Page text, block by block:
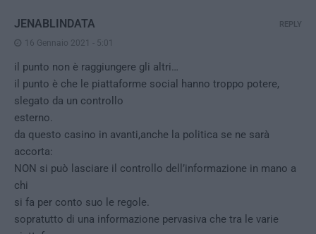
JENABLINDATA
16 Gennaio 2021 - 5:01
il punto non è raggiungere gli altri…
il punto è che le piattaforme social hanno troppo potere,
slegato da un controllo
esterno.
da questo casino in avanti,anche la politica se ne sarà
accorta:
NON si può lasciare il controllo dell’informazione in mano a
chi
si fa per conto suo le regole.
sopratutto di una informazione pervasiva che tra le varie
REPLY